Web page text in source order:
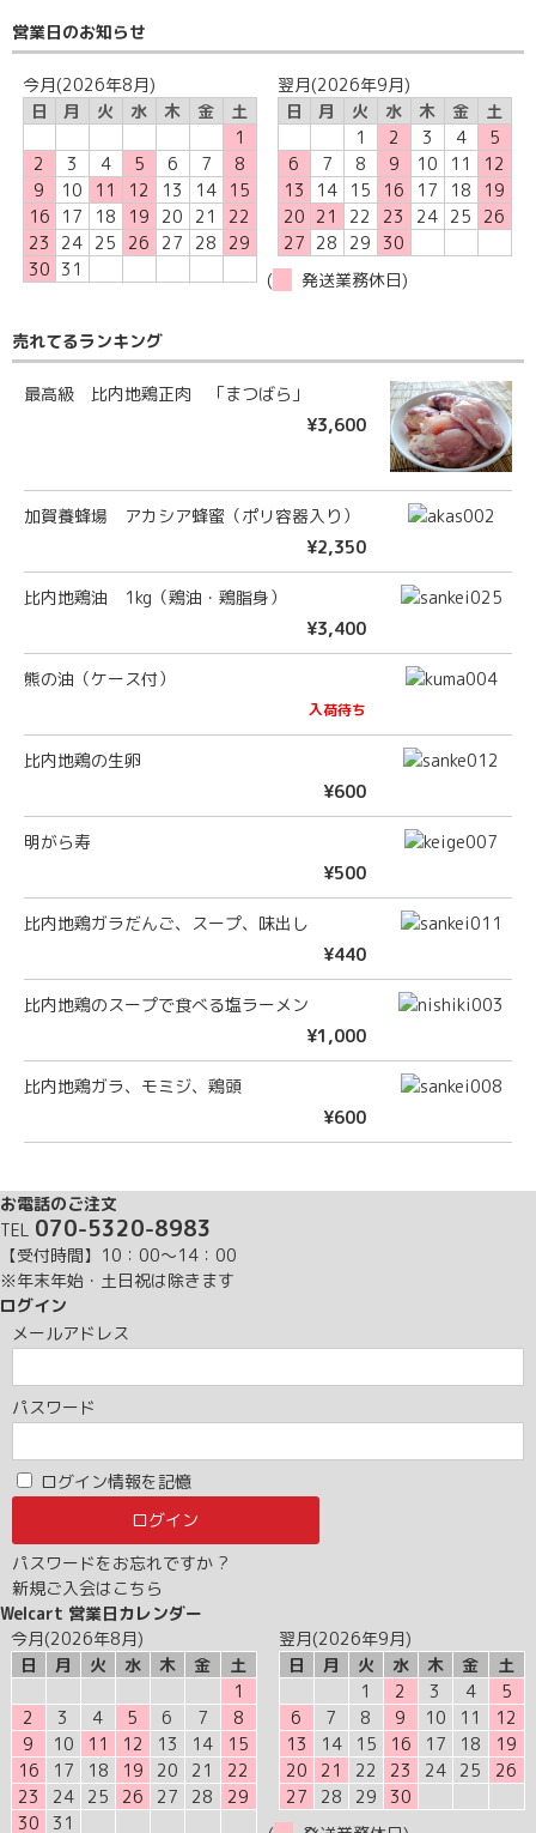
営業日のお知らせ
今月(2026年8月)
日
月 火 水 木 金
土
1
2
3 4 5 6 7
8
9
10 11 12 13 14
15
16
17 18 19 20 21
22
23
24 25 26 27 28
29
30 31
翌月(2026年9月)
日
月 火 水 木 金
土
1
2 3 4
5
6
7 8 9 10 11
12
13
14 15 16 17 18
19
20 21 22 23 24 25
26
27 28 29 30
(
発送業務休日)
売れてるランキング
最高級 比内地鶏正肉 「まつばら」
¥3,600
加賀養蜂場 アカシア蜂蜜（ポリ容器入り）
¥2,350
比内地鶏油 1kg（鶏油・鶏脂身）
¥3,400
熊の油（ケース付）
入荷待ち
比内地鶏の生卵
¥600
明がら寿
¥500
比内地鶏ガラだんご、スープ、味出し
¥440
比内地鶏のスープで食べる塩ラーメン
¥1,000
比内地鶏ガラ、モミジ、鶏頭
¥600
お電話のご注文
TEL 070-5320-8983
【受付時間】10：00～14：00
※年末年始・土日祝は除きます
ログイン
メールアドレス
パスワード
ログイン情報を記憶
パスワードをお忘れですか ?
新規ご入会はこちら
Welcart 営業日カレンダー
今月(2026年8月)
日
月 火 水 木 金
土
1
2
3 4 5 6 7
8
9
10 11 12 13 14
15
16
17 18 19 20 21
22
23
24 25 26 27 28
29
30
31
翌月(2026年9月)
日
月 火 水 木 金
土
1
2 3 4
5
6
7 8 9 10 11
12
13
14 15 16 17 18
19
20
21 22 23 24 25
26
27
28 29
30